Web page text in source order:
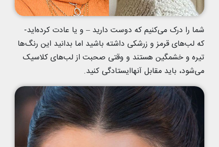
شما را درک می‌کنیم که دوست دارید – و یا عادت کرده‌اید-
که لب‌های قرمز و زرشکی داشته باشید اما بدانید این رنگ‌ها
تیره و خشمگین هستند و وقتی صحبت از لب‌های کلاسیک
می‌شود، باید مقابل آنها‌ایستادگی کنید.